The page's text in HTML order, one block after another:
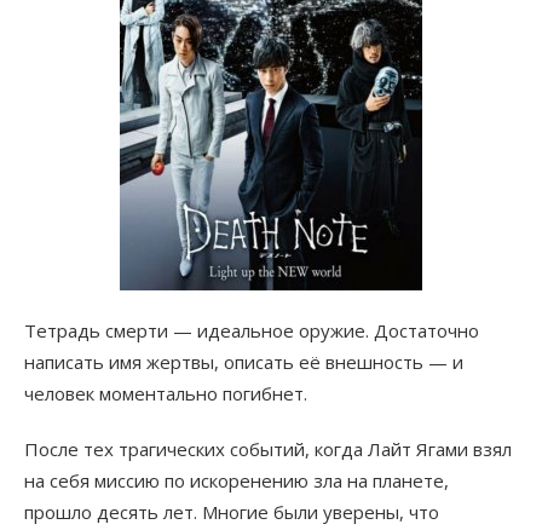
Тетрадь смерти — идеальное оружие. Достаточно
написать имя жертвы, описать её внешность — и
человек моментально погибнет.
После тех трагических событий, когда Лайт Ягами взял
на себя миссию по искоренению зла на планете,
прошло десять лет. Многие были уверены, что